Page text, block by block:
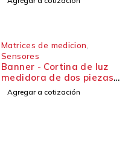
Matrices de medicion
Sensores
Banner - Cortina de luz
medidora de dos piezas
Cortina de luz MINI-ARRAY
Agregar a cotización